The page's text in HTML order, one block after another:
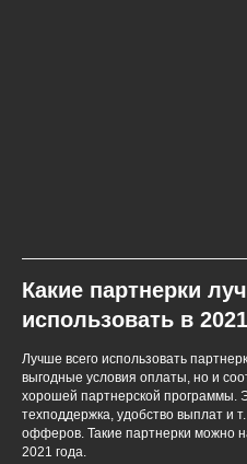
Какие партнерки
использовать в
Лучше всего использовать
выгодные условия оплаты, но и
хорошей партнерской программы.
техподдержка, удобство выплат и
офферов. Такие партнерки можно
2021 года.